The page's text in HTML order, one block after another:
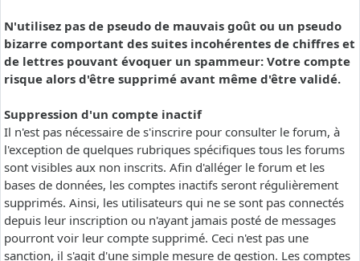
N'utilisez pas de pseudo de mauvais goût ou un pseudo
bizarre comportant des suites incohérentes de chiffres et
de lettres pouvant évoquer un spammeur: Votre compte
risque alors d'être supprimé avant même d'être validé.
Suppression d'un compte inactif
Il n'est pas nécessaire de s'inscrire pour consulter le forum, à
l'exception de quelques rubriques spécifiques tous les forums
sont visibles aux non inscrits. Afin d'alléger le forum et les
bases de données, les comptes inactifs seront régulièrement
supprimés. Ainsi, les utilisateurs qui ne se sont pas connectés
depuis leur inscription ou n'ayant jamais posté de messages
pourront voir leur compte supprimé. Ceci n'est pas une
sanction, il s'agit d'une simple mesure de gestion. Les comptes